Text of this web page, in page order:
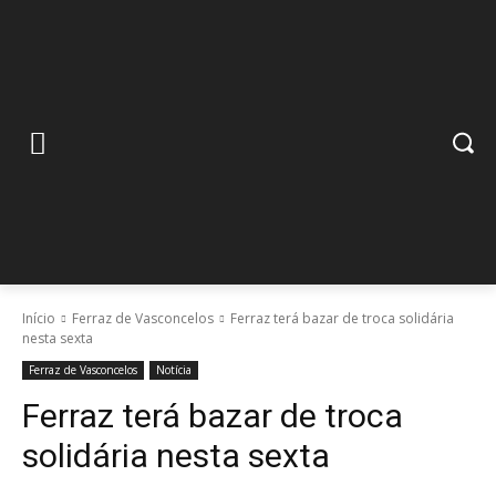
Início Ferraz de Vasconcelos
Ferraz terá bazar de troca solidária
nesta sexta
Ferraz de Vasconcelos Notícia
Ferraz terá bazar de troca
solidária nesta sexta